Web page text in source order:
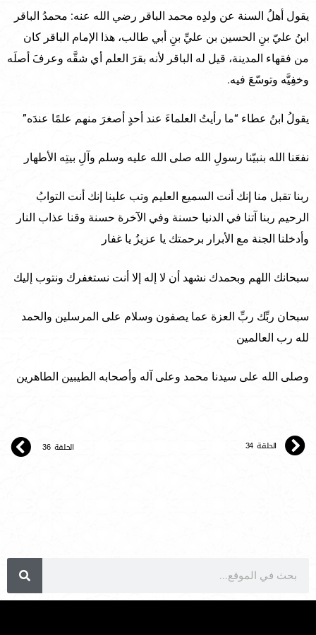
يقول أهلُ السنة عن ولدِه محمد الباقر رضي الله عنه: محمدُ الباقر
ابنُ عليّ بنِ الحسين بن عليِّ بنِ أبي طالب، هذا الإمام الباقر كان
من فقهاء المدينة، قيل له الباقر لأنه بقرَ العلم أي شقَّه وعرفَ أصلَه
وخفِيَّه وتوسّعَ فيه.
يقولُ ابنُ عطاء “ما رأيتُ العلماءَ عند أحدٍ أصغرَ منهم علمًا عندَه”
نفعَنا الله بنبيّنا رسولِ الله صلى الله عليه وسلم وآلِ بيتِه الأطهار
ربنا تقبل منا إنك أنت السميع العليم وتب علينا إنك أنت التوابُ
الرحيم ربنا آتنا في الدنيا حسنة وفي الآخرة حسنة وقنا عذاب النار
وأدخلنا الجنة مع الأبرار برحمتك يا عزيزُ يا غفار
سبحانك اللهم وبحمدك نشهد أن لا إله إلا أنت نستغفرك ونتوب إليك
سبحان ربِّك ربِّ العزة عما يصفون وسلام على المرسلين والحمد
لله رب العالمين
وصلى الله على سيدنا محمد وعلى آله وأصحابه الطيبين الطاهرين
الحلقة 34 الحلقة 36